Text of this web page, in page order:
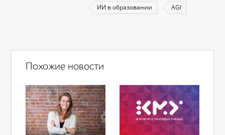
ИИ в образовании AGI
Похожие новости